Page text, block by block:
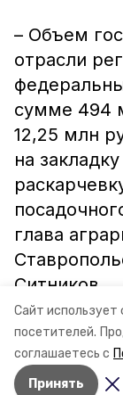
Сайт использует
посетителей.
соглашаетесь с
Принять
– Объем
отрасли
сумме 494
12,25 млн
на
глава
Ситников.
Авторы: Ольга